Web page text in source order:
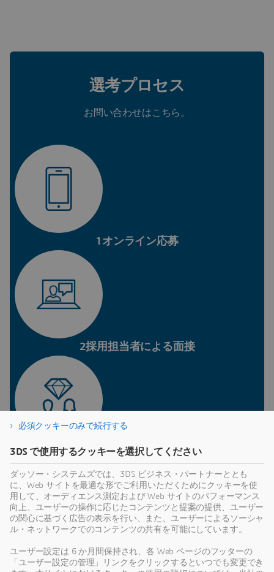
選考プロセス
お問い合わせはこちら。
1オンライン応募
2採用担当者による面接
3マネージャー面接
応募する職務に応じて異なりま
す：
必須クッキーのみで続行する
3DS で使用するクッキーを選択してください
ダッソー・システムズでは、3DS ビジネス・パートナーととも
に、Web サイトを最適な形でご利用いただくためにクッキーを使
用して、オーディエンス測定および Web サイトのパフォーマンス
向上、ユーザーの操作に応じたコンテンツと提案の提供、ユーザー
の関心に基づく広告の表示を行い、また、ユーザーによるソーシャ
ル・ネットワークでのコンテンツの共有を可能にしています。
ユーザー設定は 6 か月間保持され、各 Web ページのフッターの
「ユーザー設定の管理」リンクをクリックするといつでも変更でき